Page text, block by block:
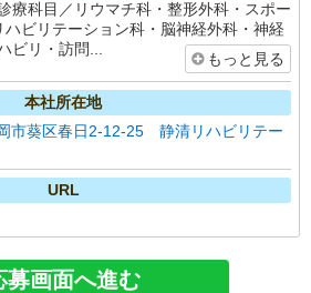
療科目／リウマチ科・整形外科・スポー
ビリテーション科・脳神経外科・神経
ビリ・訪問...
もっと見る
本社所在地
市葵区春日2-12-25 静清リハビリテー
URL
募画面へ進む